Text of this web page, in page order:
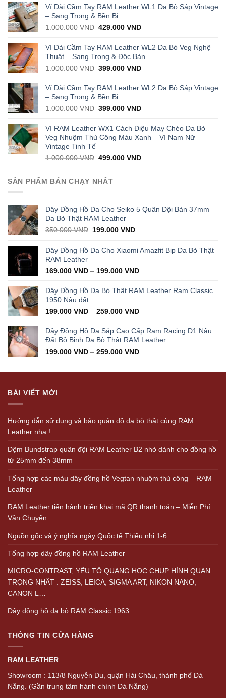
Ví Dài Cầm Tay RAM Leather WL1 Da Bò Sáp Vintage
– Sang Trọng & Bền Bỉ
1.000.000VND Original
was:
1.000.000 VND.
429.000VNDCurrent
is:
429.000 VND.
Ví Dài Cầm Tay RAM Leather WL2 Da Bò Veg Nghệ
Thuật – Sang Trọng & Độc Bản
1.000.000VND Original
was:
1.000.000 VND.
399.000VNDCurrent
is:
Ví Dài Cầm Tay RAM Leather WL2 Da Bò Sáp Vintage
– Sang Trọng & Bền Bỉ
1.000.000VND Original
was:
1.000.000 VND.
399.000VNDCurrent
is:
399.000 VND.
Ví RAM Leather WX1 Cách Điệu May Chéo Da Bò
Veg Nhuộm Thủ Công Màu Xanh – Ví Nam Nữ
Vintage Tinh Tế
1.000.000VND Original
was:
1.000.000 VND.
499.000VNDCurrent
SẢN PHẨM BÁN CHẠY NHẤT
Dây Đồng Hồ Da Cho Seiko 5 Quân Đội Bản 37mm
Da Bò Thật RAM Leather
350.000VND Original
was:
199.000VNDCurrent
is:
199.000 VND.
Dây Đồng Hồ Da Cho Xiaomi Amazfit Bip Da Bò Thật
RAM Leather
169.000 VND – 199.000 VND
Dây Đồng Hồ Da Bò Thật RAM Leather Ram Classic
1950 Nâu đất
199.000 VND – 259.000 VND
Dây Đồng Hồ Da Sáp Cao Cấp Ram Racing D1 Nâu
Đất Bộ Binh Da Bò Thật RAM Leather
199.000 VND – 259.000 VND
BÀI VIẾT MỚI
Hướng dẫn sử dụng và bảo quản đồ da bò thật cùng RAM
Leather nha !
Đệm Bundstrap quân đội RAM Leather B2 nhỏ dành cho đồng hồ
từ 25mm đến 38mm
Tổng hợp các màu dây đồng hồ Vegtan nhuộm thủ công – RAM
Leather
RAM Leather tiến hành triển khai mã QR thanh toán – Miễn Phí
Vận Chuyển
Nguồn gốc và ý nghĩa ngày Quốc tế Thiếu nhi 1-6.
Tổng hợp dây đồng hồ RAM Leather
MICRO-CONTRAST, YẾU TỐ QUANG HỌC CHỤP HÌNH QUAN
TRỌNG NHẤT : ZEISS, LEICA, SIGMA ART, NIKON NANO,
CANON L…
Dây đồng hồ da bò RAM Classic 1963
THÔNG TIN CỬA HÀNG
RAM LEATHER
Showroom : 113/8 Nguyễn Du, quận Hải Châu, thành phố Đà
Nẵng. (Gần trung tâm hành chính Đà Nẵng)